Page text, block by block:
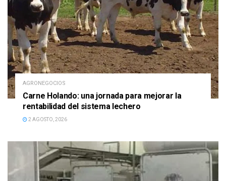
AGRONEGOCIOS
Carne Holando: una jornada para mejorar la
rentabilidad del sistema lechero
2 AGOSTO, 2026